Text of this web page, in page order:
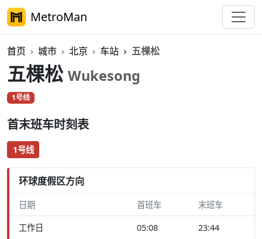
MetroMan
首页 城市 北京 车站 五棵松
五棵松 Wukesong
1号线
首末班车时刻表
1号线
环球度假区方向
日期 首班车 末班车
工作日 05:08 23:44